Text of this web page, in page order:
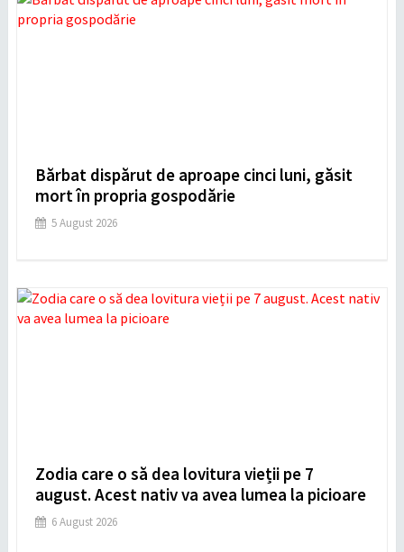
Bărbat dispărut de aproape cinci luni, găsit
mort în propria gospodărie
5 August 2026
Zodia care o să dea lovitura vieții pe 7
august. Acest nativ va avea lumea la picioare
6 August 2026